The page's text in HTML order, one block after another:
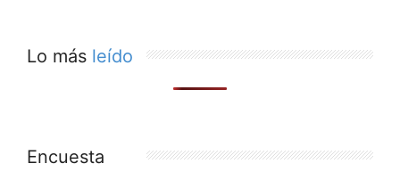
Lo más leído
Encuesta